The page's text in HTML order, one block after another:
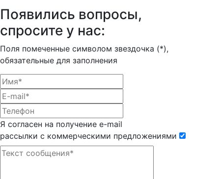
Появились вопросы,
спросите у нас:
Поля помеченные символом звездочка (*),
обязательные для заполнения
Я согласен на получение e-mail
рассылки с коммерческими предложениями